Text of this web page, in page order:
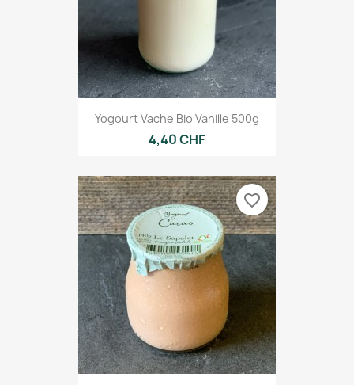
Yogourt Vache Bio Vanille 500g
4,40 CHF
favorite_border